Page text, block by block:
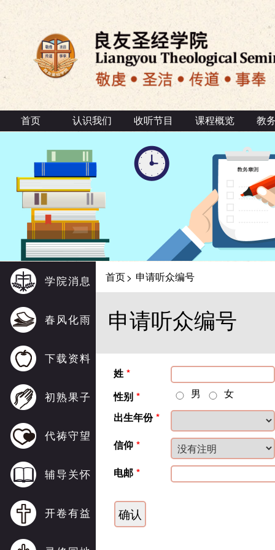
首页 认识我们 收听节目 课程概览 教
学院消息
春风化雨
下载资料
初熟果子
代祷守望
辅导关怀
开卷有益
首页> 申请听众编号
申请听众编号
姓 *
性别 * 男
女
出生年份 *
信仰 *
电邮 *